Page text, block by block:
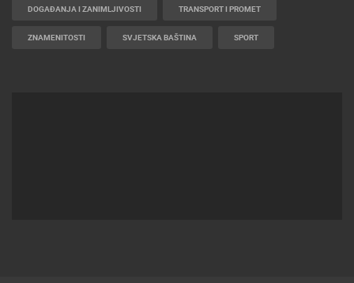
DOGAĐANJA I ZANIMLJIVOSTI TRANSPORT I PROMET
ZNAMENITOSTI SVJETSKA BAŠTINA SPORT